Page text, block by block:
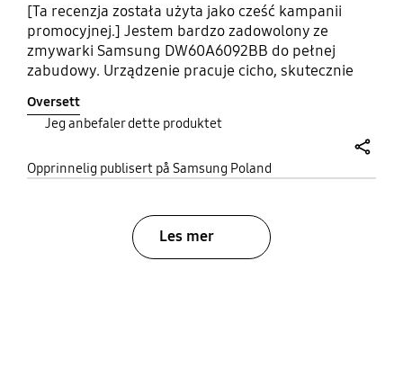
[Ta recenzja została użyta jako cześć kampanii
promocyjnej.] Jestem bardzo zadowolony ze
zmywarki Samsung DW60A6092BB do pełnej
zabudowy. Urządzenie pracuje cicho, skutecznie
program automatyczny dobrze dobiera parametry
mycia. Dużym plusem jest pojemność, regulowany
kosz oraz niskie zużycie wody i energii. Zmywarka
jest solidnie wykonana i idealnie pasuje do
#OpiniaZaCashbackwPromocji
#PromocjaSamsungAGDKuchnia
Oversett
Jeg anbefaler dette produktet
Opprinnelig publisert på Samsung Poland
Les mer